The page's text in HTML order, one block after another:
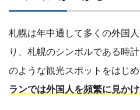
札幌は年中通して多くの外国
り、札幌のシンボルである時
のような観光スポットをはじめ
ランでは外国人を頻繁に見かけ